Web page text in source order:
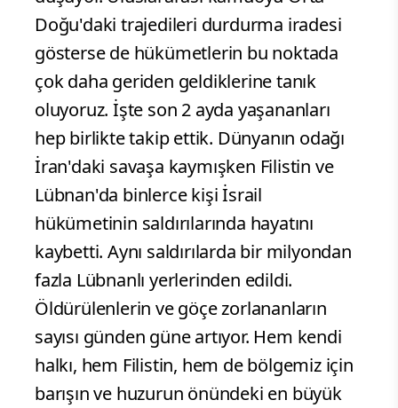
Doğu'daki trajedileri durdurma iradesi
gösterse de hükümetlerin bu noktada
çok daha geriden geldiklerine tanık
oluyoruz. İşte son 2 ayda yaşananları
hep birlikte takip ettik. Dünyanın odağı
İran'daki savaşa kaymışken Filistin ve
Lübnan'da binlerce kişi İsrail
hükümetinin saldırılarında hayatını
kaybetti. Aynı saldırılarda bir milyondan
fazla Lübnanlı yerlerinden edildi.
Öldürülenlerin ve göçe zorlananların
sayısı günden güne artıyor. Hem kendi
halkı, hem Filistin, hem de bölgemiz için
barışın ve huzurun önündeki en büyük